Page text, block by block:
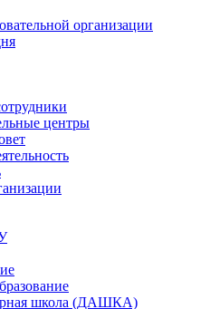
организации
центры
школа (ДАШКА)